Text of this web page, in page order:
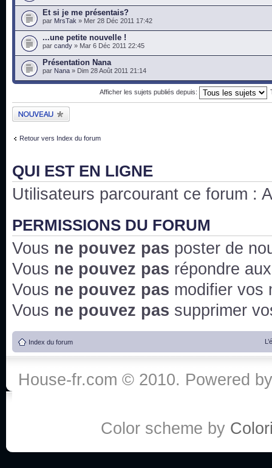
Et si je me présentais?
par MrsTak » Mer 28 Déc 2011 17:42
...une petite nouvelle !
par candy » Mar 6 Déc 2011 22:45
Présentation Nana
par Nana » Dim 28 Août 2011 21:14
Afficher les sujets publiés depuis:
Publier un nouveau
sujet
Retour vers Index du forum
QUI EST EN LIGNE
Utilisateurs parcourant ce forum :
PERMISSIONS DU FORUM
Vous ne pouvez pas poster de
Vous ne pouvez pas répondre
Vous ne pouvez pas modifier vos
Vous ne pouvez pas supprimer
Index du forum
House-fr.com © 2010. Powered
Color scheme by